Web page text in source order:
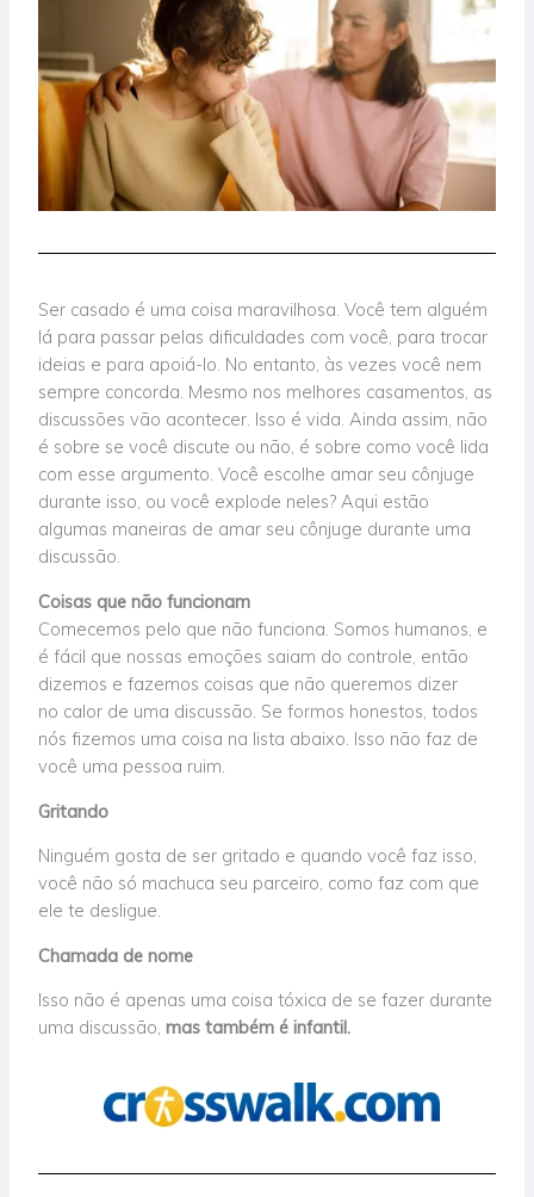
Ser casado é uma coisa maravilhosa. Você tem alguém
lá para passar pelas dificuldades com você, para trocar
ideias e para apoiá-lo. No entanto, às vezes você nem
sempre concorda. Mesmo nos melhores casamentos, as
discussões vão acontecer. Isso é vida.Ainda assim, não
é sobre se você discute ou não, é sobre como você lida
com esse argumento. Você escolhe amar seu cônjuge
durante isso, ou você explode neles? Aqui estão
algumas maneiras de amar seu cônjuge durante uma
discussão.
Coisas que não funcionam
Comecemos pelo que não funciona. Somos humanos, e
é fácil que nossas emoções saiam do controle, então
dizemos e fazemos coisas que não queremos dizer
no calor de uma discussão. Se formos honestos, todos
nós fizemos uma coisa na lista abaixo. Isso não faz de
você uma pessoa ruim.
Gritando
Ninguém gosta de ser gritado e quando você faz isso,
você não só machuca seu parceiro, como faz com que
ele te desligue.
Chamada de nome
Isso não é apenas uma coisa tóxica de se fazer durante
uma discussão,mas também é infantil.